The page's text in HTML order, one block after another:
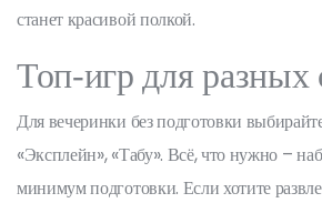
станет красивой полкой.
Топ‑игр для разных
Для вечеринки без подготовки
«Эксплейн», «Табу». Всё, что нужно –
минимум подготовки. Если хотите